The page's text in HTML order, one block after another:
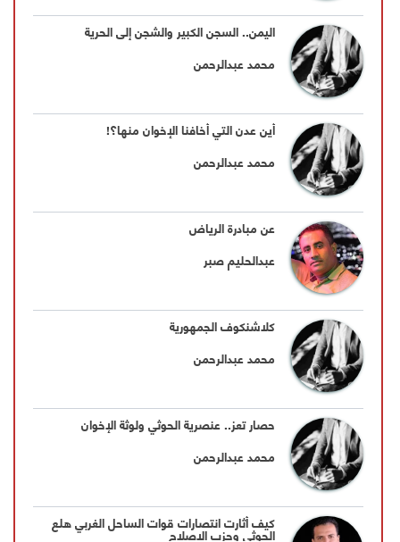
اليمن.. السجن الكبير والشجن إلى الحرية
محمد عبدالرحمن
أين عدن التي أخافنا الإخوان منها؟!
محمد عبدالرحمن
عن مبادرة الرياض
عبدالحليم صبر
كلاشنكوف الجمهورية
محمد عبدالرحمن
حصار تعز.. عنصرية الحوثي ولوثة الإخوان
محمد عبدالرحمن
كيف أثارت انتصارات قوات الساحل الغربي هلع
الحوثي وحزب الإصلاح